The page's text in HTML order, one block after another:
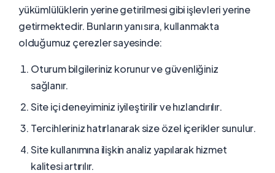
yükümlülüklerin yerine getirilmesi gibi işlevleri yerine
getirmektedir. Bunların yanı sıra, kullanmakta
olduğumuz çerezler sayesinde:
Oturum bilgileriniz korunur ve güvenliğiniz
sağlanır.
Site içi deneyiminiz iyileştirilir ve hızlandırılır.
Tercihleriniz hatırlanarak size özel içerikler sunulur.
Site kullanımına ilişkin analiz yapılarak hizmet
kalitesi artırılır.